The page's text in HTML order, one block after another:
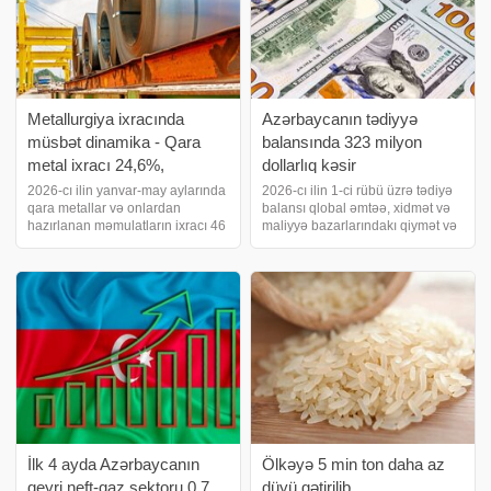
Metallurgiya ixracında
müsbət dinamika - Qara
metal ixracı 24,6%,
alüminium ixracı 44,6%
artıb
2026-cı ilin yanvar-may aylarında
qara metallar və onlardan
hazırlanan məmulatların ixracı 46
bu göstərici 37 milyon 257,6 min
dollar idi. Dəyər ifadəsində artı
Azərbaycanın tədiyyə
balansında 323 milyon
dollarlıq kəsir
2026-cı ilin 1-ci rübü üzrə tədiyə
balansı qlobal əmtəə, xidmət və
maliyyə bazarlarındakı qiymət və
Bu dövrdə cari əməliyyatlar
balansında 1.7 mlrd. dollar
həcmində profisi
İlk 4 ayda Azərbaycanın
qeyri neft-qaz sektoru 0,7
Ölkəyə 5 min ton daha az
düyü gətirilib